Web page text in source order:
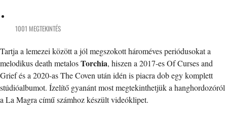
1001 MEGTEKINTÉS
Tartja a lemezei között a jól megszokott hároméves periódusokat a
melodikus death metalosTorchia, hiszen a 2017-es Of Curses and
Grief és a 2020-as The Coven után idén is piacra dob egy komplett
stúdióalbumot. Ízelítő gyanánt most megtekinthetjük a hanghordozóról
a La Magra című számhoz készült videóklipet.